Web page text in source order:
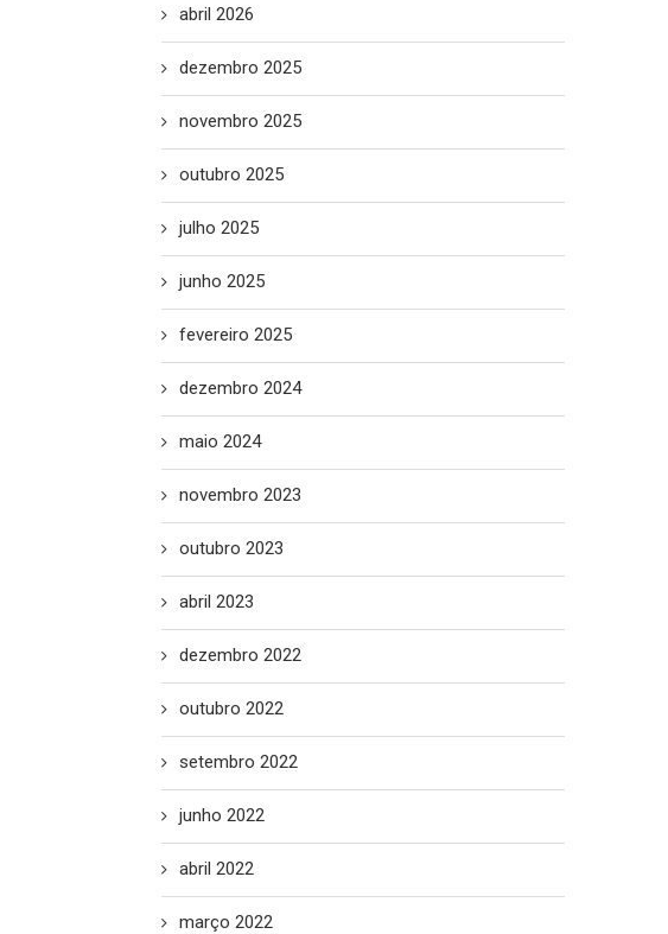
abril 2026
dezembro 2025
novembro 2025
outubro 2025
julho 2025
junho 2025
fevereiro 2025
dezembro 2024
maio 2024
novembro 2023
outubro 2023
abril 2023
dezembro 2022
outubro 2022
setembro 2022
junho 2022
abril 2022
março 2022